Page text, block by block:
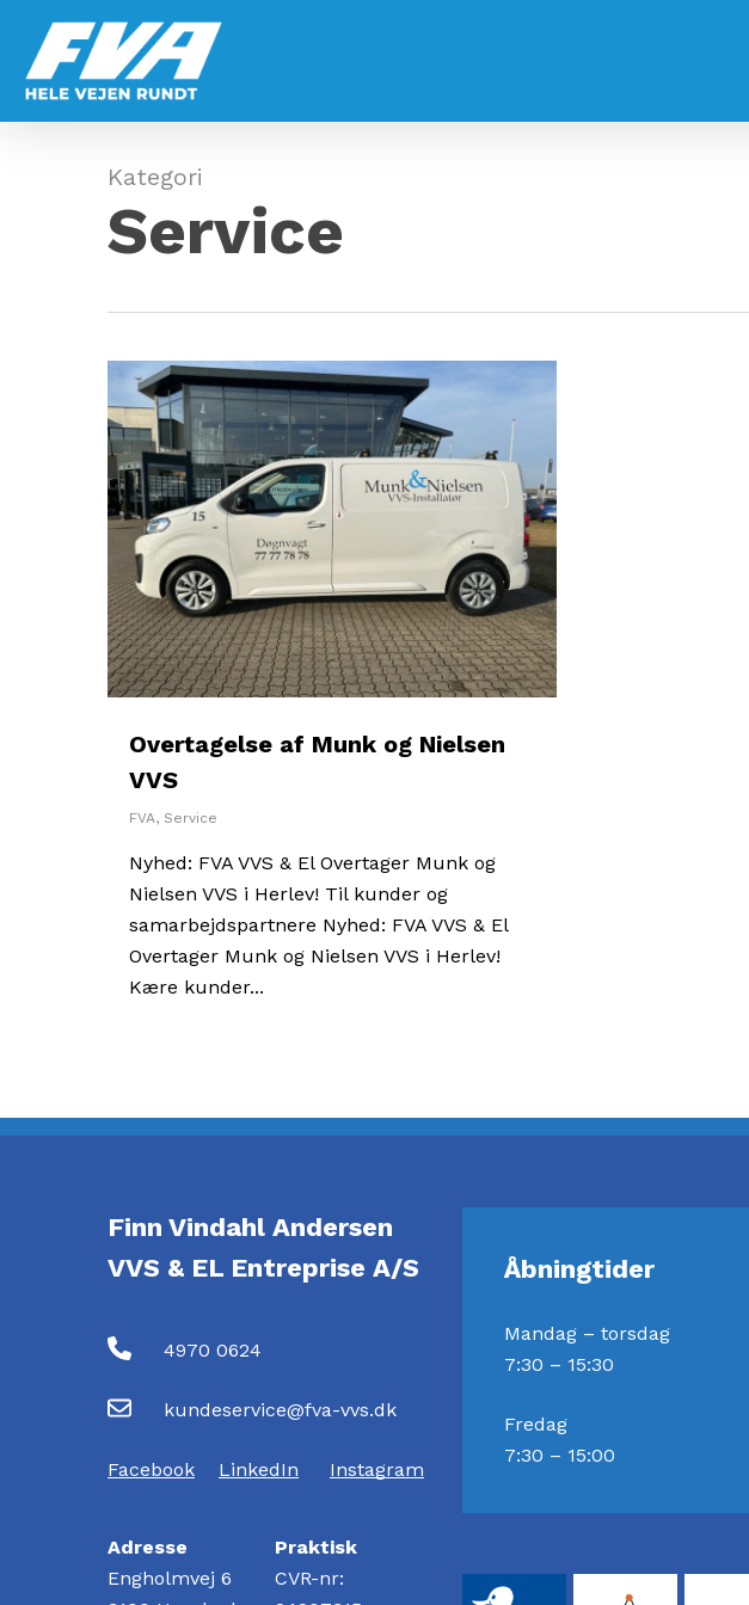
main
content
Kategori
Service
Overtagelse af Munk og Nielsen
VVS
FVA, Service
Nyhed: FVA VVS & El Overtager Munk og
Nielsen VVS i Herlev! Til kunder og
samarbejdspartnere Nyhed: FVA VVS & El
Overtager Munk og Nielsen VVS i Herlev!
Kære kunder...
Finn Vindahl Andersen
VVS & EL Entreprise A/S
4970 0624
kundeservice@fva-vvs.dk
Facebook LinkedIn Instagram
Adresse
Engholmvej 6
Praktisk
CVR-nr:
Åbningtider
Mandag – torsdag
7:30 – 15:30
Fredag
7:30 – 15:00